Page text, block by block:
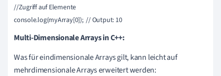
//Zugriff auf Elemente
console.log(myArray[0]);  // Output: 10
Multi-Dimensionale Arrays in C++:
Was für eindimensionale Arrays gilt, kann leicht auf
mehrdimensionale Arrays erweitert werden: